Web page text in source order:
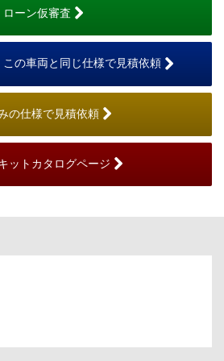
ローン仮審査
この車両と同じ仕様で見積依頼
の仕様で見積依頼
ットカタログページ